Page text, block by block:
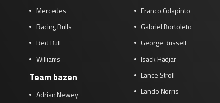
Mercedes
Racing Bulls
Red Bull
Williams
Team bazen
Adrian Newey
Franco Colapinto
Gabriel Bortoleto
George Russell
Isack Hadjar
Lance Stroll
Lando Norris